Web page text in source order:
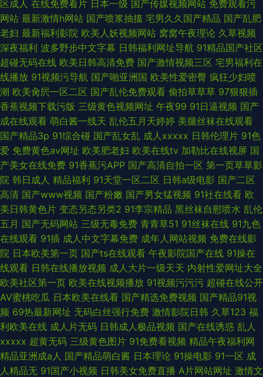
区成人 在线免费看片 日本一级 国产传媒视频网站 免费观看污
网站 最新激情h网站 国产喷浆抽搐 宅男久久国产精品 国产乱肥
老妇 最新福利影院 欧美人妖视频网站 窝窝午夜理论 久草视频
深夜福利 波多野步中文字幕 日韩福利网址导航 91精品国产社区
超碰无码在线 欧美日韩高清免费 国产激情视频三区 宅男福利在
线播放 91视频污导航 国产啪亚洲国 欧美性爱密臀 疯狂少妇喷
潮 欧美肏屄一区二区 国产乱伦免费观看 偷拍草草草 97狠狠插
香蕉视频下载污版 三级黄色视频网址 午夜99 91日逼视频 国产
成在线观看 萌白酱一线天 乱伦五月天婷婷 美腿丝袜在线观看
国产精品3p 91综合碰 国产乱女乱 成人xxxxx 日韩伦理片 91色
爱 免费黄色av网址 欧美肥老妇 欧美在线tv 加勒比在线视屏 国
产美女在线免费 91香蕉污APP 国产高清自拍一区 第一页草草影
院 韩日成人 精品福利 91天堂一区二区 日韩a级电影 国产二区
高清 国产www视频 国产粉嫩 国产男女猛视频 91社在线看 欧
美日韩黄色片 变态另态另类2 91李宗精品 黑丝袜自慰喷水 乱伦
五月 国产无码网站 三级无毒免费 青青草51 91丝袜在线 91九色
在线观看 91插 成人中文字幕免费 成年人网站视频 免费在线影
院 日本欧美第一页 国产ts在线观看 午夜影院国产在线 91操在
线观看 日韩在线播放视频 成人大片一级天天 内射性爱网址大全
欧美社区第一页 欧美在线视频播放 91视频污污污 超碰在线公开
AV蜜桃吃瓜 日本欧美在线看 国产精选免费视频 国产精品91视
频 69热最新网址 无码白丝强行免费 激情影院日韩 久草123 福
利欧美在线 成人片无码 日韩成人极品视频 国产在线诱惑 乱人
xxxxx 超黄无码 三级黄色图片 91免费看视频 精品午夜福利网
精品亚洲成a人 国产精品萌白酱 日本理论 91操电影 91一区 成
人精品无 91国产小视频 日韩美女免费直播 A片网站网址 激情文